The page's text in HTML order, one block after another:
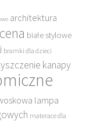
architektura
białe stylowe
bramki dla dzieci
kanapy
lampa
materace dla